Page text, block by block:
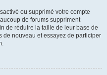
ou supprimé votre compte
de forums suppriment
de réduire la taille de leur base de
de nouveau et essayez de participer